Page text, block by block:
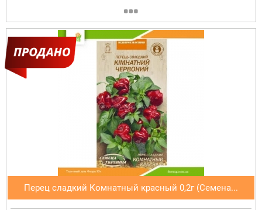
Перец сладкий Комнатный красный 0,2г (Семена...